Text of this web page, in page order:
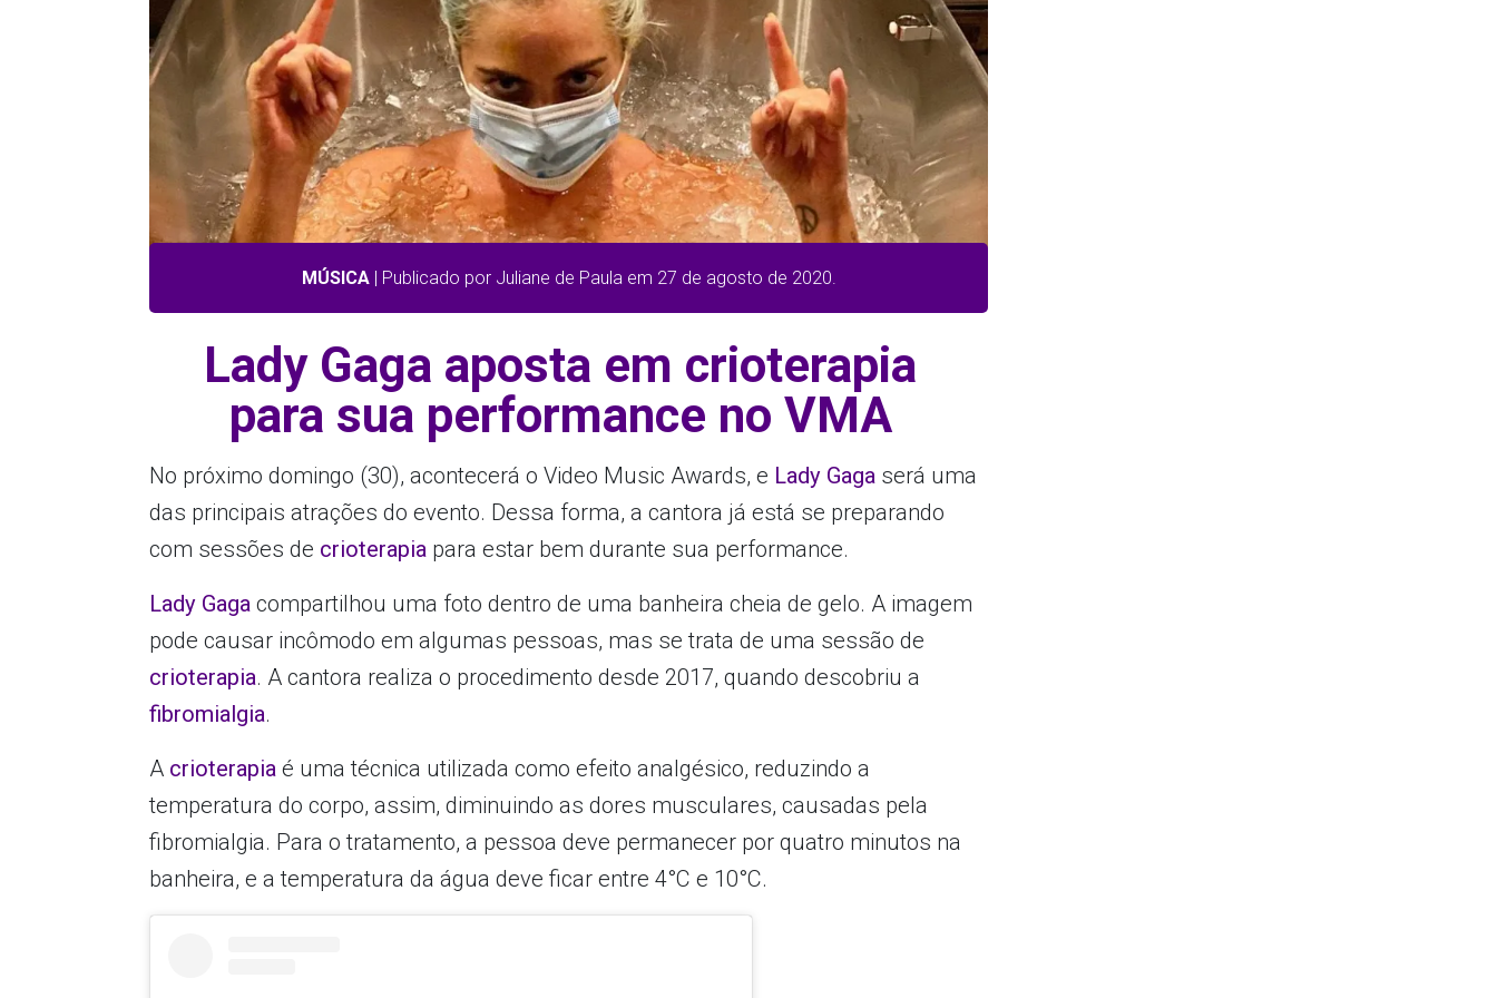
MÚSICA| Publicado por Juliane de Paula em 27 de agosto de 2020.
Lady Gaga aposta em crioterapia
para sua performance no VMA
No próximo domingo (30), acontecerá o Video Music Awards, e Lady Gaga será uma
das principais atrações do evento. Dessa forma, a cantora já está se preparando
com sessões de crioterapia para estar bem durante sua performance.
Lady Gagacompartilhou uma foto dentro de uma banheira cheia de gelo. A imagem
pode causar incômodo em algumas pessoas, mas se trata de uma sessão de
crioterapia. A cantora realiza o procedimento desde 2017, quando descobriu a
fibromialgia.
A crioterapiaé uma técnica utilizada como efeito analgésico, reduzindo a
temperatura do corpo, assim, diminuindo as dores musculares, causadas pela
fibromialgia. Para o tratamento, a pessoa deve permanecer por quatro minutos na
banheira, e a temperatura da água deve ficar entre 4°C e 10°C.